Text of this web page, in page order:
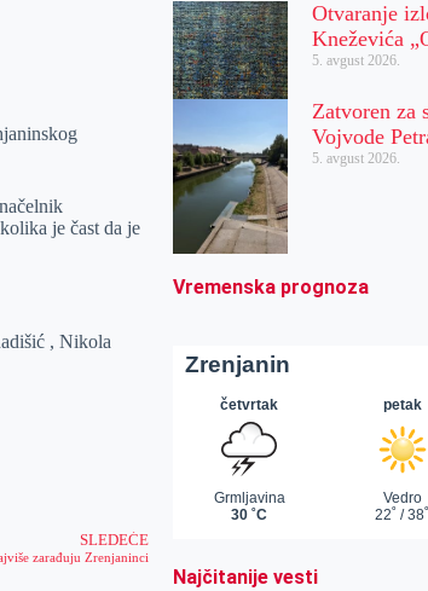
je čast da je
, Nikola
SLEDEĆE
zarađuju Zrenjaninci
Otvaranje
Kneževića
5. avgust 2026.
Zatvoren za
Vojvode
5. avgust 2026.
Vremenska prognoza
Najčitanije vesti